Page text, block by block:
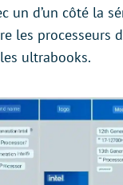
un d’un côté la
les
ultrabooks.